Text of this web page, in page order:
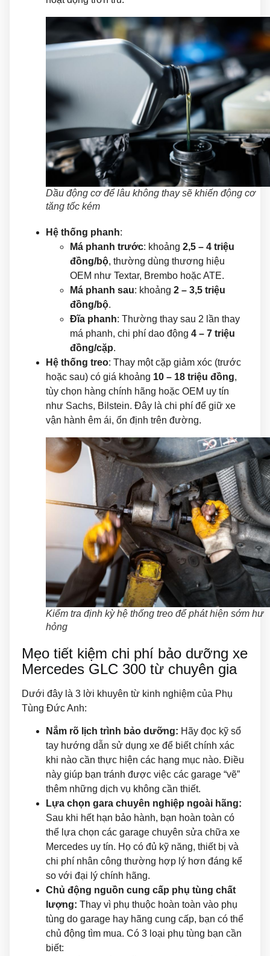
Dầu động cơ để lâu không thay sẽ khiến động cơ
tăng tốc kém
Hệ thống phanh:
Má phanh trước: khoảng 2,5 – 4 triệu
đồng/bộ, thường dùng thương hiệu
OEM như Textar, Brembo hoặc ATE.
Má phanh sau: khoảng 2 – 3,5 triệu
đồng/bộ.
Đĩa phanh: Thường thay sau 2 lần thay
má phanh, chi phí dao động 4 – 7 triệu
đồng/cặp.
Hệ thống treo: Thay một cặp giảm xóc (trước
hoặc sau) có giá khoảng 10 – 18 triệu đồng,
tùy chọn hàng chính hãng hoặc OEM uy tín
như Sachs, Bilstein. Đây là chi phí để giữ xe
vận hành êm ái, ổn định trên đường.
Kiểm tra định kỳ hệ thống treo để phát hiện sớm hư
hỏng
Mẹo tiết kiệm chi phí bảo dưỡng xe
Mercedes GLC 300 từ chuyên gia
Dưới đây là 3 lời khuyên từ kinh nghiệm của Phụ
Tùng Đức Anh:
Nắm rõ lịch trình bảo dưỡng: Hãy đọc kỹ sổ
tay hướng dẫn sử dụng xe để biết chính xác
khi nào cần thực hiện các hạng mục nào. Điều
này giúp bạn tránh được việc các garage “vẽ”
thêm những dịch vụ không cần thiết.
Lựa chọn gara chuyên nghiệp ngoài hãng:
Sau khi hết hạn bảo hành, bạn hoàn toàn có
thể lựa chọn các garage chuyên sửa chữa xe
Mercedes uy tín. Họ có đủ kỹ năng, thiết bị và
chi phí nhân công thường hợp lý hơn đáng kể
so với đại lý chính hãng.
Chủ động nguồn cung cấp phụ tùng chất
lượng: Thay vì phụ thuộc hoàn toàn vào phụ
tùng do garage hay hãng cung cấp, bạn có thể
chủ động tìm mua. Có 3 loại phụ tùng bạn cần
biết: